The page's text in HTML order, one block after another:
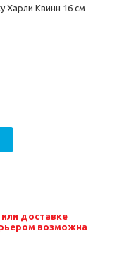
Харли Квинн 16 см
доставке
возможна